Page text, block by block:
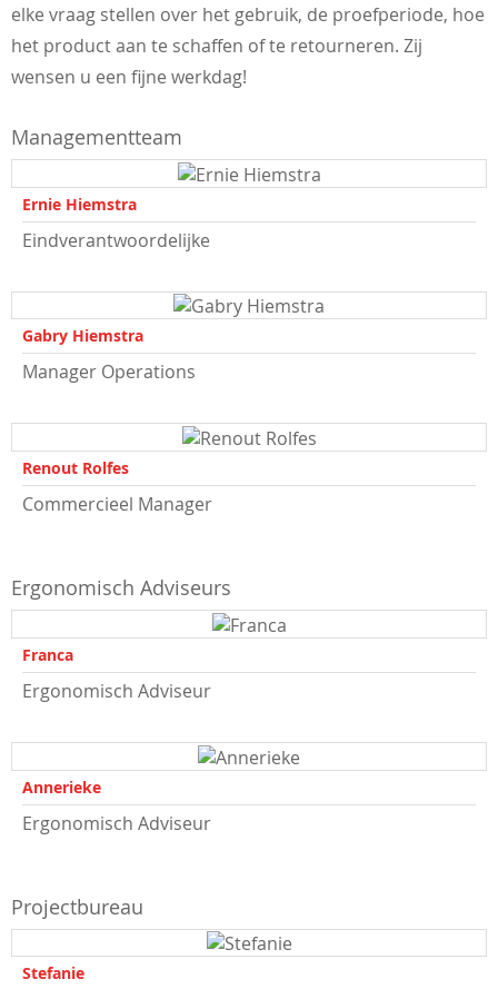
elke vraag stellen over het gebruik, de proefperiode, hoe
het product aan te schaffen of te retourneren. Zij
wensen u een fijne werkdag!
Managementteam
Ernie Hiemstra
Eindverantwoordelijke
Gabry Hiemstra
Manager Operations
Renout Rolfes
Commercieel Manager
Ergonomisch Adviseurs
Franca
Ergonomisch Adviseur
Annerieke
Ergonomisch Adviseur
Projectbureau
Stefanie